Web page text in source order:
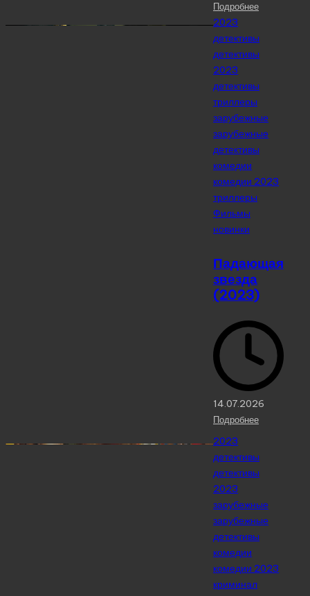
Подробнее
Posted
in
2023
детективы
детективы
2023
детективы
триллеры
зарубежные
зарубежные
детективы
комедии
комедии 2023
триллеры
Фильмы
новинки
Падающая
звезда
(2023)
14.07.2026
Подробнее
Posted
in
2023
детективы
детективы
2023
зарубежные
зарубежные
детективы
комедии
комедии 2023
криминал